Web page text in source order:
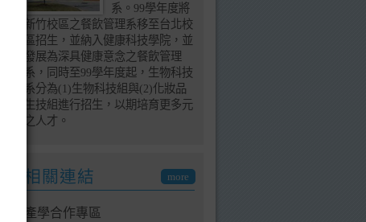
系。99學年度將
新竹校區之餐飲管理系移至台北校
區招生，並納入健康科技學院，並
發展為深具健康意念之餐飲管理
系，同時至99學年度起，生物科技
系分為(1)生物科技組與(2)化妝品
生技組進行招生，以期培育更多元
之人才。
相關連結
產學合作專區
more